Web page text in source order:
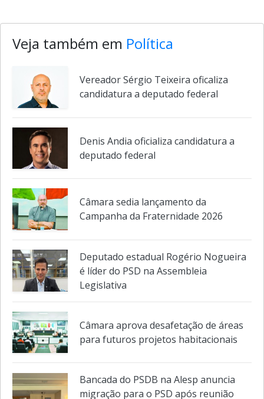
Veja também em Política
Vereador Sérgio Teixeira oficaliza
Denis Andia oficializa candidatura a
deputado federal
Câmara sedia lançamento da
Deputado estadual Rogério Nogueira
é líder do PSD na Assembleia
Legislativa
Câmara aprova desafetação de áreas
para futuros projetos habitacionais
Bancada do PSDB na Alesp anuncia